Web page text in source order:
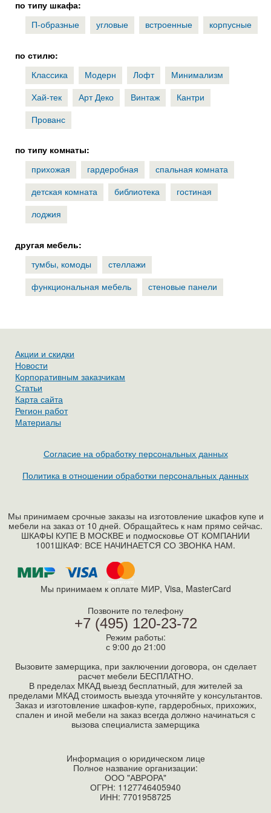
по типу шкафа:
П-образные
угловые встроенные корпусные
по стилю:
Классика
Модерн Лофт
Минимализм
Хай-тек
Арт Деко Винтаж
Кантри
Прованс
по типу комнаты:
прихожая
гардеробная
спальная комната
детская комната
библиотека
гостиная
лоджия
другая мебель:
тумбы, комоды
стеллажи
функциональная мебель
стеновые панели
Акции и скидки
Новости
Корпоративным заказчикам
Статьи
Карта сайта
Регион работ
Материалы
Согласие на обработку персональных данных
Политика в отношении обработки персональных данных
Мы принимаем срочные заказы на изготовление шкафов купе и
мебели на заказ от 10 дней. Обращайтесь к нам прямо сейчас.
ШКАФЫ КУПЕ В МОСКВЕ и подмосковье ОТ КОМПАНИИ
1001ШКАФ: ВСЕ НАЧИНАЕТСЯ СО ЗВОНКА НАМ.
Мы принимаем к оплате МИР, Visa, MasterСard
Позвоните по телефону
+7 (495) 120-23-72
Режим работы:
с 9:00 до 21:00
Вызовите замерщика, при заключении договора, он сделает
расчет мебели БЕСПЛАТНО.
В пределах МКАД выезд бесплатный, для жителей за
пределами МКАД стоимость выезда уточняйте у консультантов.
Заказ и изготовление шкафов-купе, гардеробных, прихожих,
спален и иной мебели на заказ всегда должно начинаться с
вызова специалиста замерщика
Информация о юридическом лице
Полное название организации:
ООО "АВРОРА"
ОГРН: 1127746405940
ИНН: 7701958725